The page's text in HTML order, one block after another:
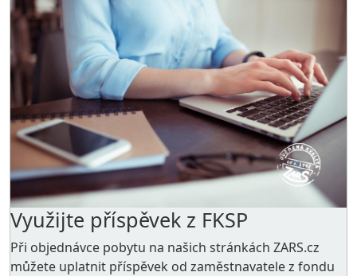
Využijte příspěvek z FKSP
Při objednávce pobytu na našich stránkách ZARS.cz
můžete uplatnit příspěvek od zaměstnavatele z fondu